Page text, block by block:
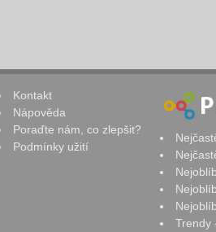
Kontakt
Nápověda
Poraďte nám, co zlepšit?
Podmínky užití
Trendy